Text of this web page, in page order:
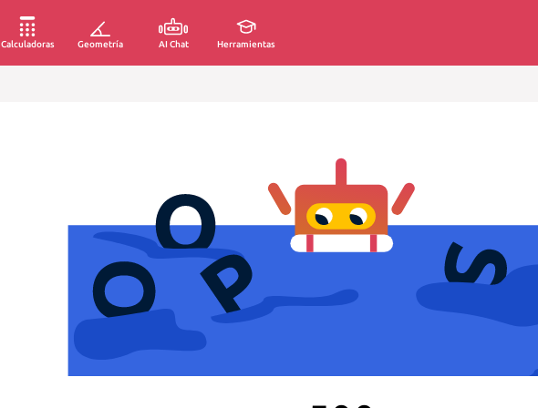
Calculadoras Geometría AI Chat Herramientas